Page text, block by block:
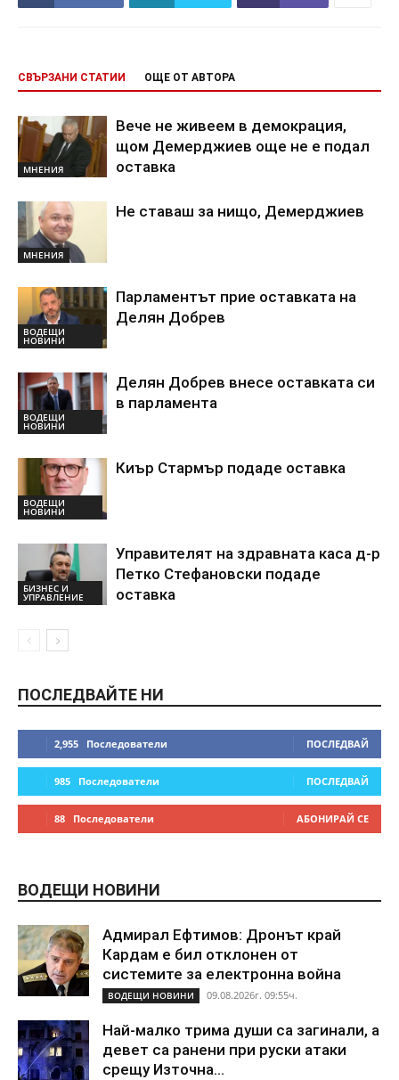
СВЪРЗАНИ СТАТИИ ОЩЕ ОТ АВТОРА
МНЕНИЯ
Вече не живеем в демокрация,
щом Демерджиев още не е подал
оставка
МНЕНИЯ
Не ставаш за нищо, Демерджиев
ВОДЕЩИ
НОВИНИ
Парламентът прие оставката на
Делян Добрев
ВОДЕЩИ
НОВИНИ
Делян Добрев внесе оставката си
в парламента
ВОДЕЩИ
НОВИНИ
Киър Стармър подаде оставка
БИЗНЕС И
УПРАВЛЕНИЕ
Управителят на здравната каса д-р
Петко Стефановски подаде
оставка
ПОСЛЕДВАЙТЕ НИ
2,955 Последователи ПОСЛЕДВАЙ
985 Последователи ПОСЛЕДВАЙ
88 Последователи АБОНИРАЙ СЕ
ВОДЕЩИ НОВИНИ
Адмирал Ефтимов: Дронът край
Кардам е бил отклонен от
системите за електронна война
ВОДЕЩИ НОВИНИ 09.08.2026г. 09:55ч.
Най-малко трима души са загинали, а
девет са ранени при руски атаки
срещу Източна...